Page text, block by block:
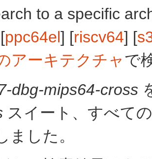
to a specific
ppc64el] [riscv64] [
アーキテクチャで
dbg-mips64-cross
スイート、すべて
ました。